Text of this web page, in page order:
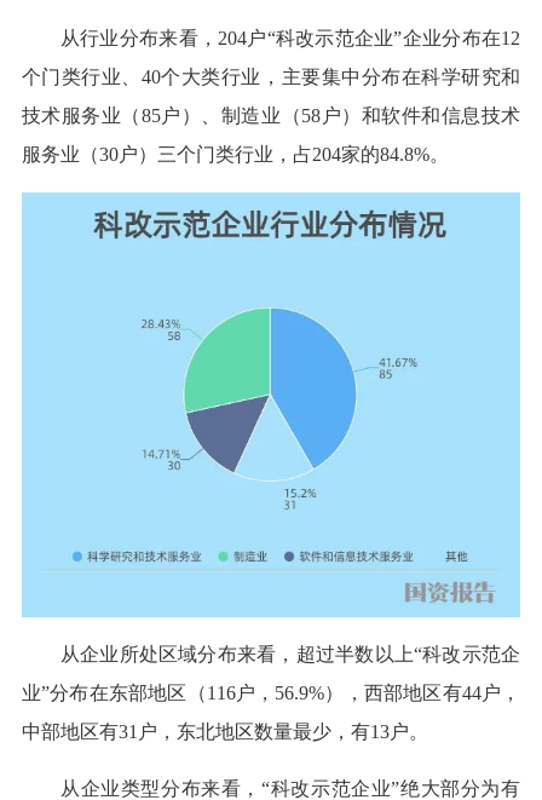
从行业分布来看，204户“科改示范企业”企业分布在12
个门类行业、40个大类行业，主要集中分布在科学研究和
技术服务业（85户）、制造业（58户）和软件和信息技术
服务业（30户）三个门类行业，占204家的84.8%。
从企业所处区域分布来看，超过半数以上“科改示范企
业”分布在东部地区（116户，56.9%），西部地区有44户，
中部地区有31户，东北地区数量最少，有13户。
从企业类型分布来看，“科改示范企业”绝大部分为有